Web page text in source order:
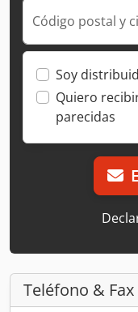
Código postal y
Soy
Quiero
parecidas
Teléfono & Fax